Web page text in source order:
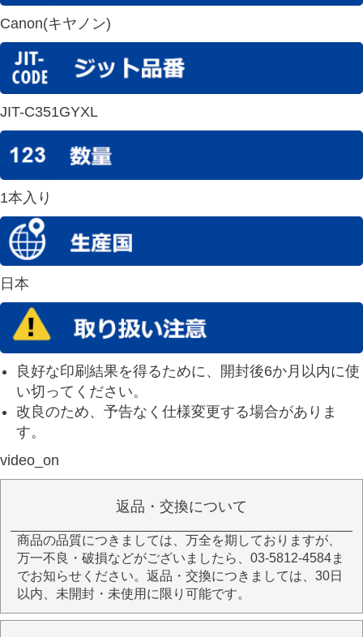
Canon(キヤノン)
JIT-C351GYXL
1本入り
日本
良好な印刷結果を得るために、開封後6か月以内に使
い切ってください。
改良のため、予告なく仕様変更する場合がありま
す。
video_on
返品・交換について
商品の品質につきましては、万全を期しておりますが、
万一不良・破損などがございましたら、03-5812-4584ま
でお知らせください。返品・交換につきましては、30日
以内、未開封・未使用に限り可能です。